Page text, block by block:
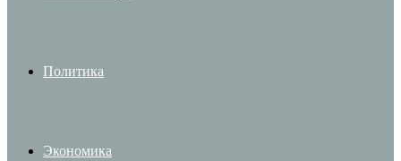
Политика
Экономика